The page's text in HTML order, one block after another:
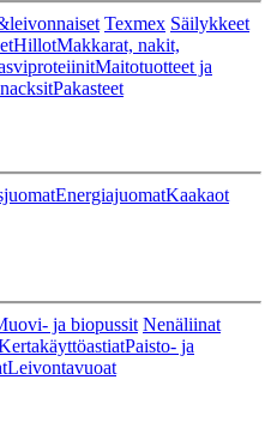
Texmex Säilykkeet
HillotMakkarat, nakit,
Maitotuotteet ja
Pakasteet
EnergiajuomatKaakaot
ja biopussit Nenäliinat
Paisto- ja
Leivontavuoat